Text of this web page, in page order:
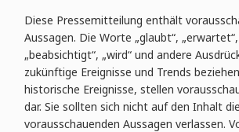
Diese Pressemitteilung enthält
Aussagen. Die Worte „glaubt“,
„beabsichtigt“, „wird“ und andere
zukünftige Ereignisse und Trends
historische Ereignisse, stellen
dar. Sie sollten sich nicht auf den Inhalt
vorausschauenden Aussagen verlassen.